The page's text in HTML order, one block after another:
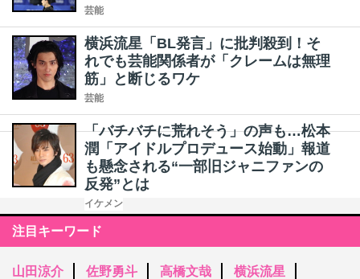
芸能
横浜流星「BL発言」に批判殺到！そ
れでも芸能関係者が「クレームは無理
筋」と断じるワケ
芸能
「バチバチに荒れそう」の声も…松本
潤「アイドルプロデュース始動」報道
も懸念される“一部旧ジャニファンの
反発”とは
イケメン
注目キーワード
山田涼介 佐野勇斗 高橋文哉
横浜流星